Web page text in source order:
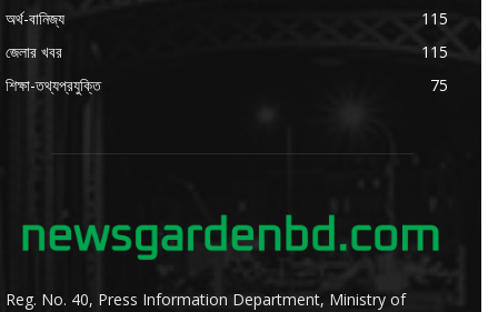
অর্থ-বানিজ্য
115
জেলার খবর
115
শিক্ষা-তথ্যপ্রযুক্তি
75
Reg. No. 40, Press Information Department, Ministry of